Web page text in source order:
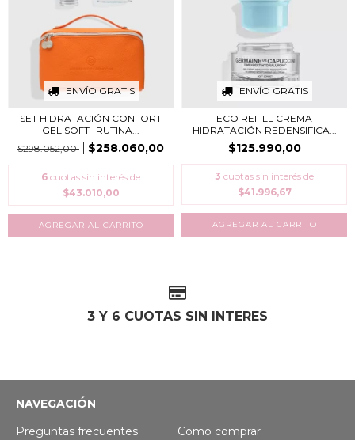
ENVÍO GRATIS
SET HIDRATACIÓN CONFORT
GEL SOFT- RUTINA...
$298.052,00
$258.060,00
6 cuotas sin interés de
$43.010,00
ENVÍO GRATIS
ECO REFILL CREMA
HIDRATACIÓN REDENSIFICA...
$125.990,00
3 cuotas sin interés de
$41.996,67
3 Y 6 CUOTAS SIN INTERES
NAVEGACIÓN
Preguntas frecuentes
Como comprar